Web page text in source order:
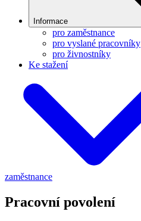
Informace
pro zaměstnance
pro vyslané pracovníky
pro živnostníky
Ke stažení
zaměstnance
Pracovní povolení